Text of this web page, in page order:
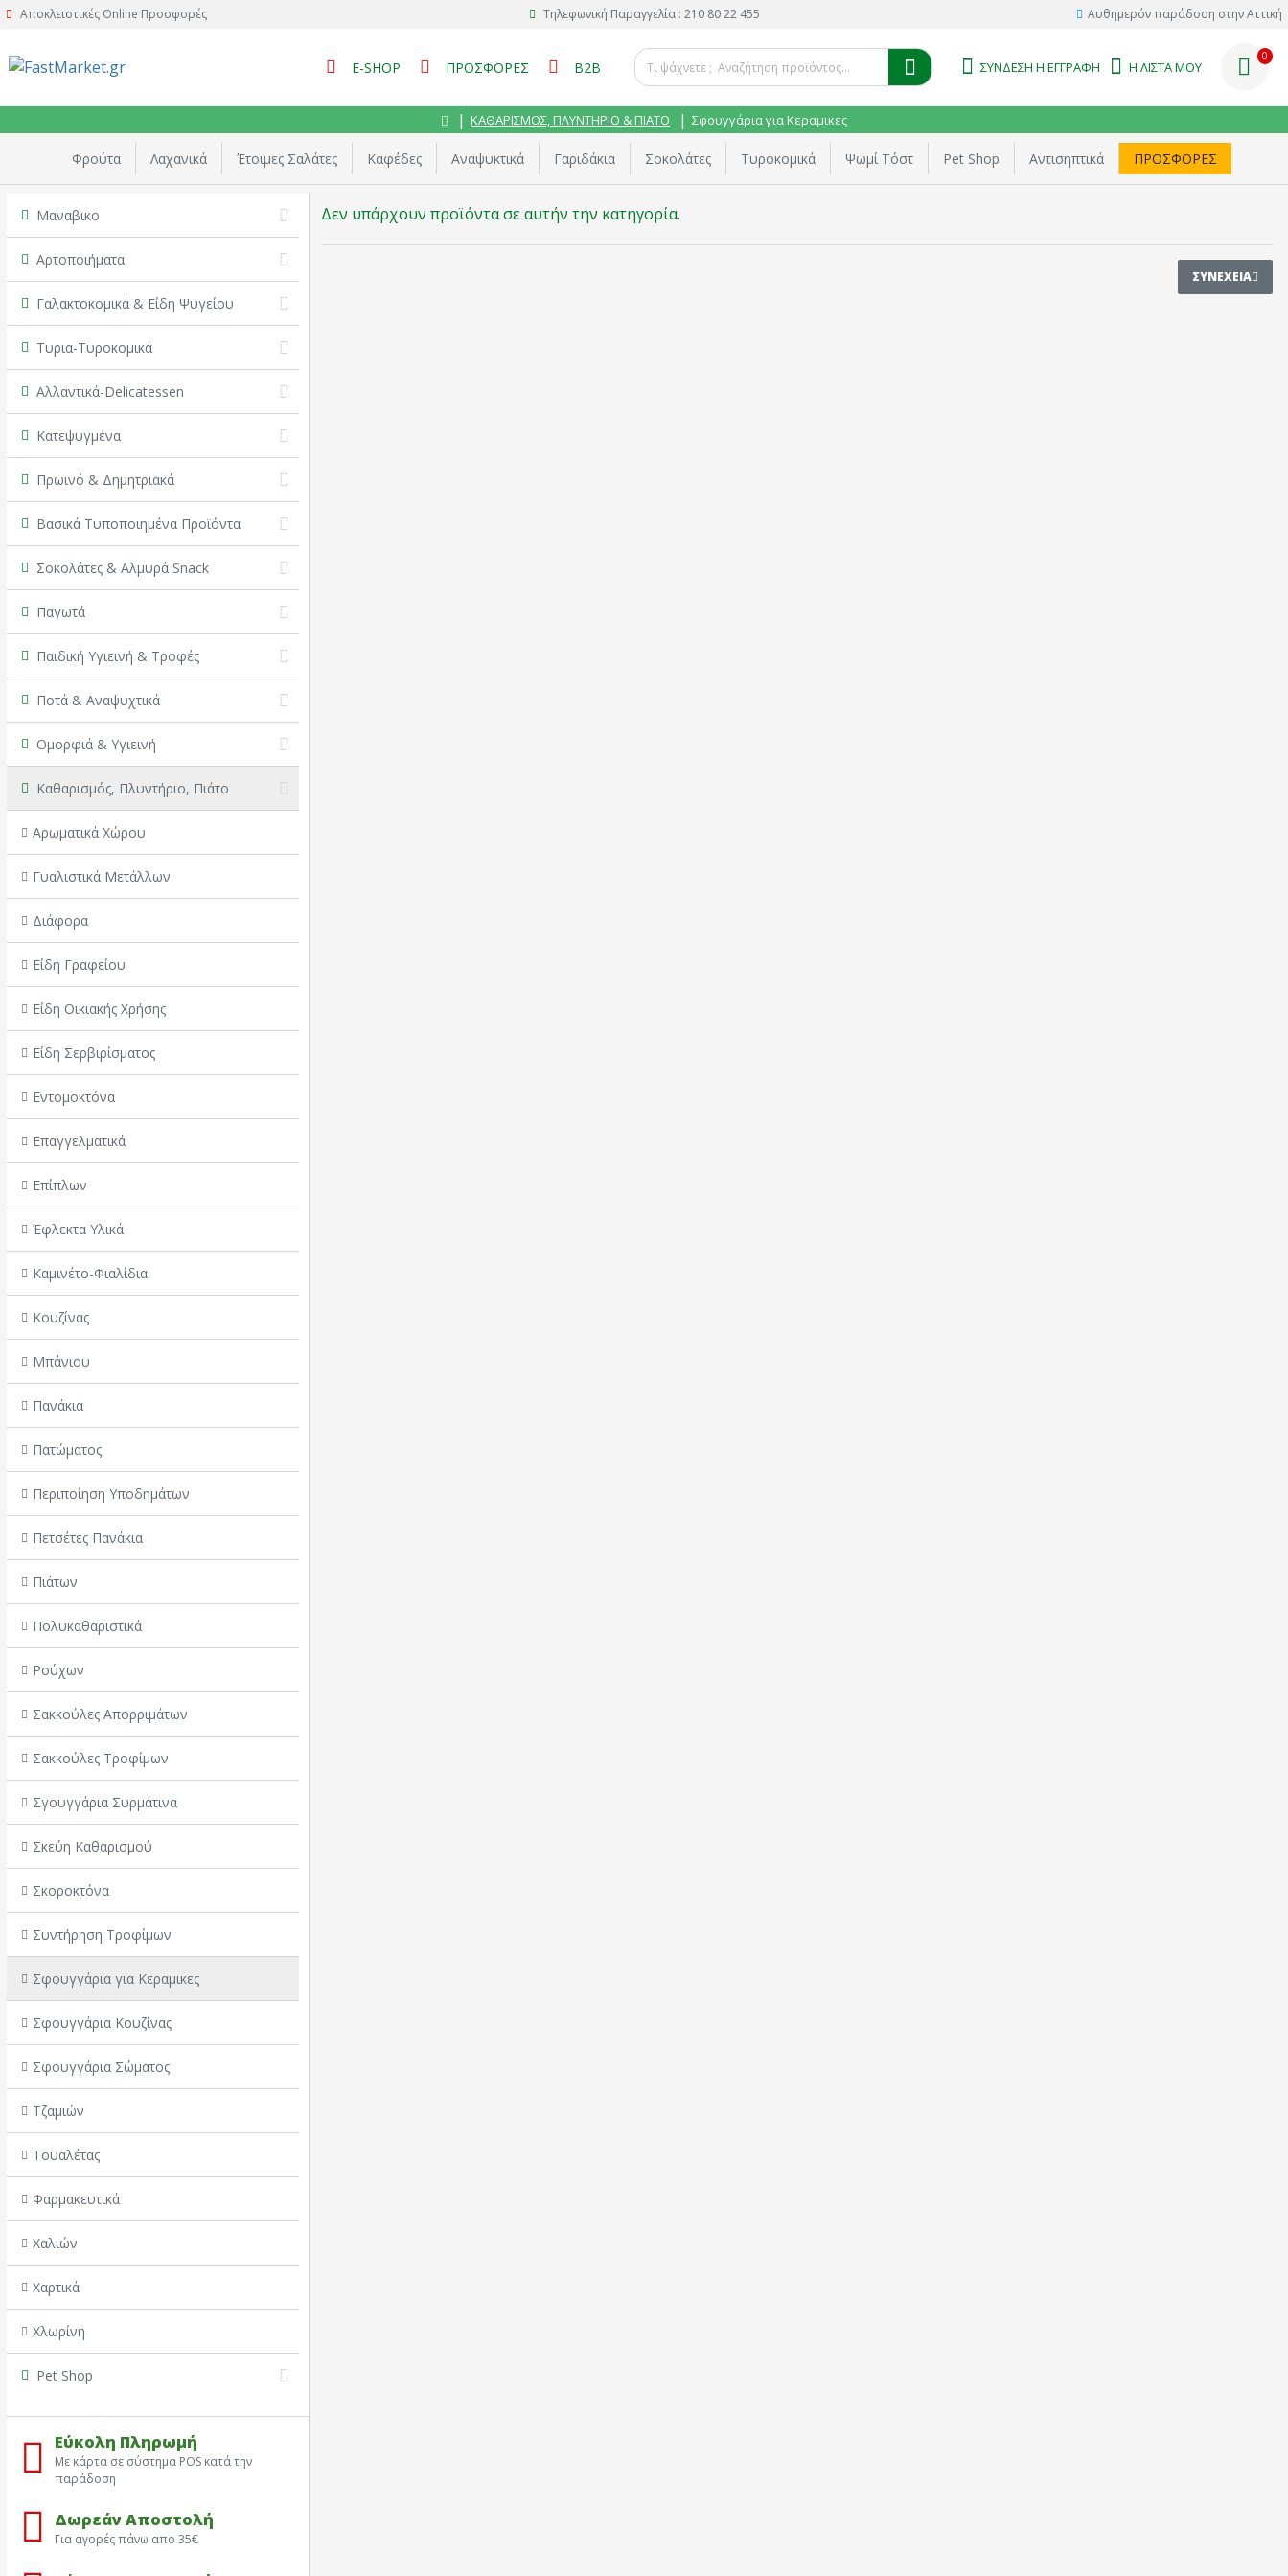
Αποκλειστικές Online Προσφορές Τηλεφωνική Παραγγελία : 210 80 22 455 Αυθημερόν παράδοση στην Αττική
E-SHOP ΠΡΟΣΦΟΡΕΣ B2B ΣΎΝΔΕΣΗ Η ΕΓΓΡΑΦΉ Η ΛΊΣΤΑ ΜΟΥ
0
ΚΑΘΑΡΙΣΜΟΣ, ΠΛΥΝΤΗΡΙΟ & ΠΙΑΤΟ Σφουγγάρια για Κεραμικες
Φρούτα Λαχανικά Έτοιμες Σαλάτες Καφέδες Αναψυκτικά Γαριδάκια Σοκολάτες Τυροκομικά Ψωμί Τόστ Pet Shop Αντισηπτικά ΠΡΟΣΦΟΡΕΣ
Μαναβικο
Αρτοποιήματα
Γαλακτοκομικά & Είδη Ψυγείου
Τυρια-Τυροκομικά
Αλλαντικά-Delicatessen
Κατεψυγμένα
Πρωινό & Δημητριακά
Βασικά Τυποποιημένα Προϊόντα
Σοκολάτες & Αλμυρά Snack
Παγωτά
Παιδική Υγιεινή & Τροφές
Ποτά & Αναψυχτικά
Ομορφιά & Υγιεινή
Καθαρισμός, Πλυντήριο, Πιάτο
Αρωματικά Χώρου
Γυαλιστικά Μετάλλων
Διάφορα
Είδη Γραφείου
Είδη Οικιακής Χρήσης
Είδη Σερβιρίσματος
Εντομοκτόνα
Επαγγελματικά
Επίπλων
Έφλεκτα Υλικά
Καμινέτο-Φιαλίδια
Κουζίνας
Μπάνιου
Πανάκια
Πατώματος
Περιποίηση Υποδημάτων
Πετσέτες Πανάκια
Πιάτων
Πολυκαθαριστικά
Ρούχων
Σακκούλες Απορριμάτων
Σακκούλες Τροφίμων
Σγουγγάρια Συρμάτινα
Σκεύη Καθαρισμού
Σκοροκτόνα
Συντήρηση Τροφίμων
Σφουγγάρια για Κεραμικες
Σφουγγάρια Κουζίνας
Σφουγγάρια Σώματος
Τζαμιών
Τουαλέτας
Φαρμακευτικά
Χαλιών
Χαρτικά
Χλωρίνη
Pet Shop
Εύκολη Πληρωμή
Με κάρτα σε σύστημα POS κατά την
παράδοση
Δωρεάν Αποστολή
Για αγορές πάνω απο 35€
Δεν υπάρχουν προϊόντα σε αυτήν την κατηγορία.
ΣΥΝΈΧΕΙΑ